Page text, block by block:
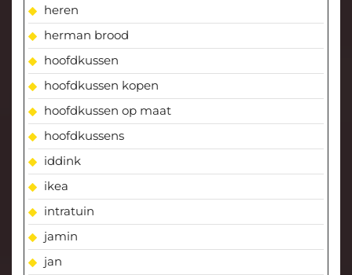
heren
herman brood
hoofdkussen
hoofdkussen kopen
hoofdkussen op maat
hoofdkussens
iddink
ikea
intratuin
jamin
jan